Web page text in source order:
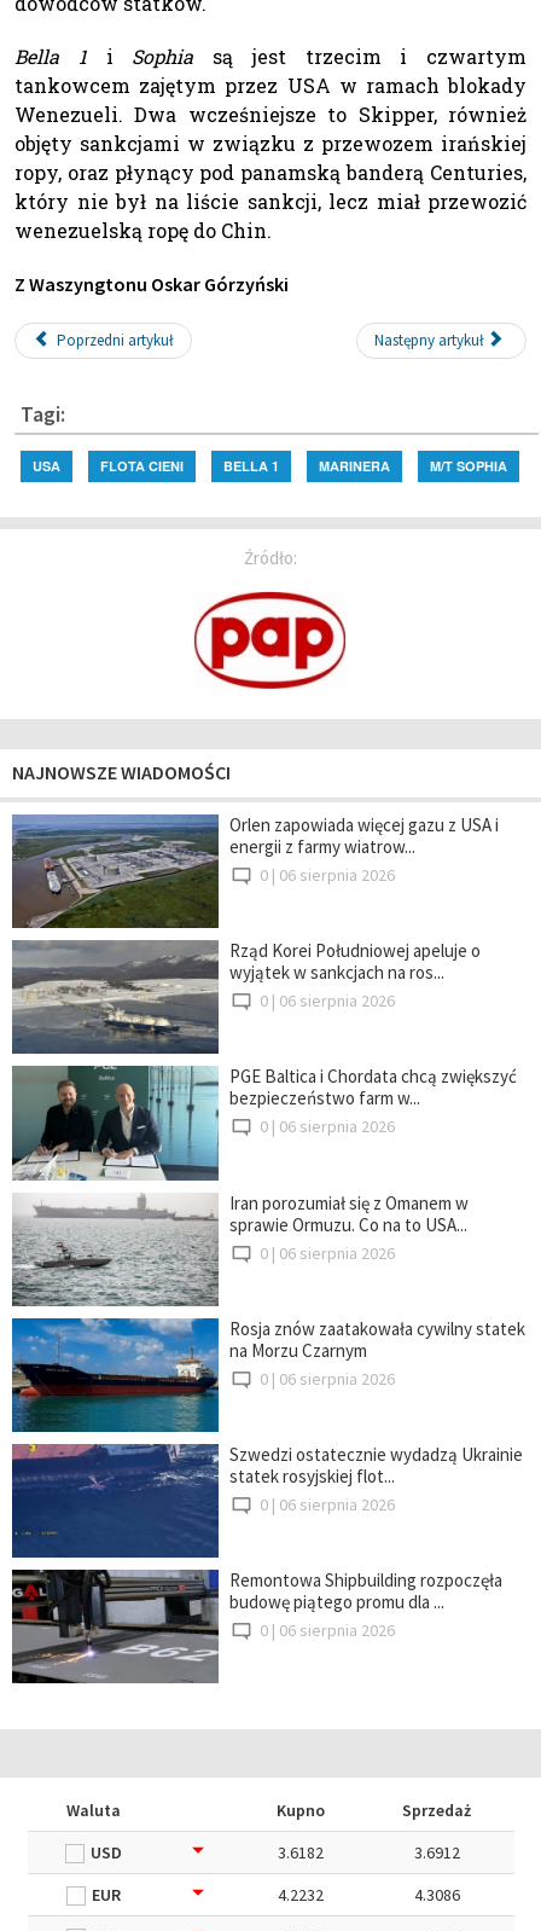
Bella 1i Sophia są jest trzecim i czwartym
tankowcem zajętym przez USA w ramach blokady
Wenezueli. Dwa wcześniejsze to Skipper, również
objęty sankcjami w związku z przewozem irańskiej
ropy, oraz płynący pod panamską banderą Centuries,
który nie był na liście sankcji, lecz miał przewozić
wenezuelską ropę do Chin.
Z Waszyngtonu Oskar Górzyński
Poprzedni artykuł Następny artykuł
Tagi:
USA FLOTA CIENI BELLA 1 MARINERA M/T SOPHIA
Źródło:
NAJNOWSZE WIADOMOŚCI
Orlen zapowiada więcej gazu z USA i
energii z farmy wiatrow...
0 | 06 sierpnia 2026
Rząd Korei Południowej apeluje o
wyjątek w sankcjach na ros...
0 | 06 sierpnia 2026
PGE Baltica i Chordata chcą zwiększyć
bezpieczeństwo farm w...
0 | 06 sierpnia 2026
Iran porozumiał się z Omanem w
sprawie Ormuzu. Co na to USA...
0 | 06 sierpnia 2026
Rosja znów zaatakowała cywilny statek
na Morzu Czarnym
0 | 06 sierpnia 2026
Szwedzi ostatecznie wydadzą Ukrainie
statek rosyjskiej flot...
0 | 06 sierpnia 2026
Remontowa Shipbuilding rozpoczęła
budowę piątego promu dla ...
0 | 06 sierpnia 2026
Waluta Kupno
Sprzedaż
USD
3.6182
3.6912
EUR
4.2232
4.3086